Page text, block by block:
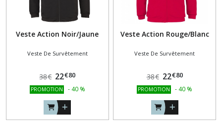
Veste Action Noir/Jaune
Veste De Survêtement
38€ 22€80
PROMOTION - 40 %
Veste Action Rouge/Blanc
Veste De Survêtement
38€ 22€80
PROMOTION - 40 %